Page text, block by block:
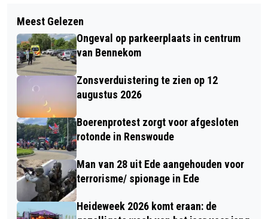
WERKCENTRUM FOODVALLEY IN EDE
GEOPEND EN START CAMPAGNE IN DE
REGIO
GEWONDE BIJ BOTSING MET
AUTOMOBILIST EN SCOOTERRIJDER
OP FIETSSTRAAT IN EDE
Meest Gelezen
Ongeval op parkeerplaats in centrum
van Bennekom
Zonsverduistering te zien op 12
augustus 2026
Boerenprotest zorgt voor afgesloten
rotonde in Renswoude
Man van 28 uit Ede aangehouden voor
terrorisme/ spionage in Ede
Heideweek 2026 komt eraan: de